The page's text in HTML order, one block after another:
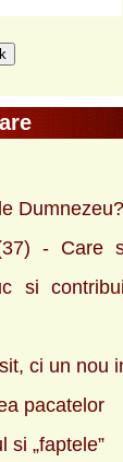
Dumnezeu?
- Care
si
ci un nou
pacatelor
si „faptele”